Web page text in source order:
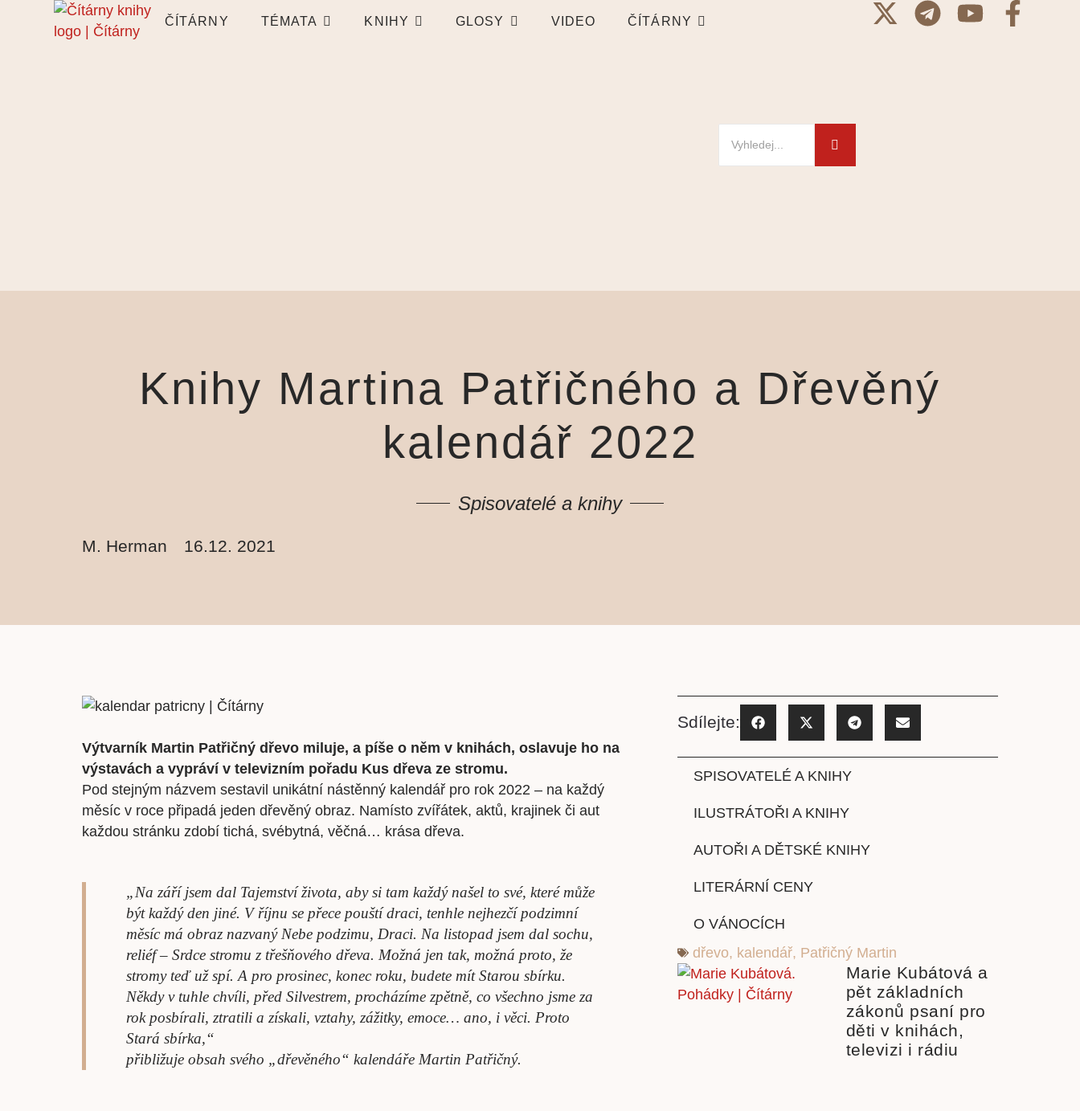
ČÍTÁRNY TÉMATA KNIHY GLOSY VIDEO ČÍTÁRNY
Knihy Martina Patřičného a Dřevěný
kalendář 2022
Spisovatelé a knihy
M. Herman 16.12. 2021
Výtvarník Martin Patřičný dřevo miluje, a píše o něm v knihách, oslavuje ho na
výstavách a vypráví v televizním pořadu Kus dřeva ze stromu.
Pod stejným názvem sestavil unikátní nástěnný kalendář pro rok 2022 – na každý
měsíc v roce připadá jeden dřevěný obraz. Namísto zvířátek, aktů, krajinek či aut
každou stránku zdobí tichá, svébytná, věčná… krása dřeva.
„Na září jsem dal Tajemství života, aby si tam každý našel to své, které může
být každý den jiné. V říjnu se přece pouští draci, tenhle nejhezčí podzimní
měsíc má obraz nazvaný Nebe podzimu, Draci. Na listopad jsem dal sochu,
reliéf – Srdce stromu z třešňového dřeva. Možná jen tak, možná proto, že
stromy teď už spí. A pro prosinec, konec roku, budete mít Starou sbírku.
Někdy v tuhle chvíli, před Silvestrem, procházíme zpětně, co všechno jsme za
rok posbírali, ztratili a získali, vztahy, zážitky, emoce… ano, i věci. Proto
Stará sbírka,“
přibližuje obsah svého „dřevěného“ kalendáře Martin Patřičný.
Sdílejte:
SPISOVATELÉ A KNIHY
ILUSTRÁTOŘI A KNIHY
AUTOŘI A DĚTSKÉ KNIHY
LITERÁRNÍ CENY
O VÁNOCÍCH
dřevo, kalendář, Patřičný Martin
Marie Kubátová a
pět základních
zákonů psaní pro
děti v knihách,
televizi i rádiu